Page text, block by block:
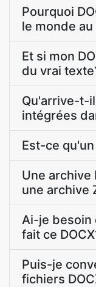
Pourquoi
le monde
Et si mon
du vrai
Qu'arrive-t-
intégrées
Est-ce
Une archive
une archive
Ai-je besoin
fait ce
Puis-je
fichiers